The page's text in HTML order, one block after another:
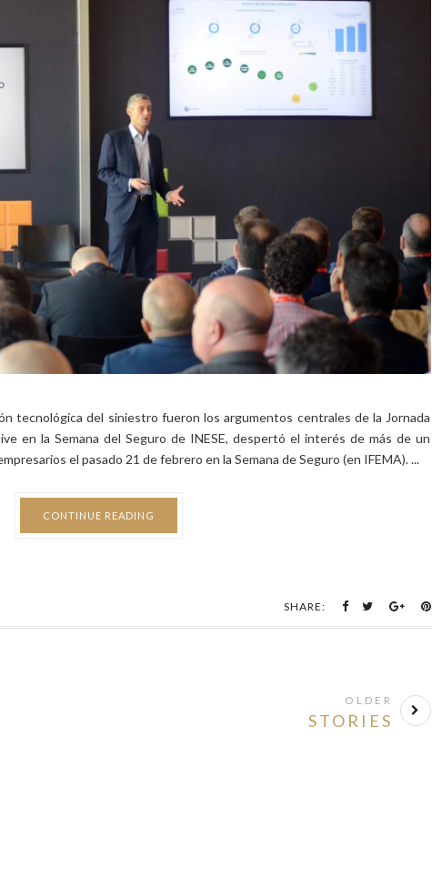
tecnológica del siniestro fueron los argumentos centrales de la Jornada
en la Semana del Seguro de INESE, despertó el interés de más de un
el pasado 21 de febrero en la Semana de Seguro (en IFEMA). ...
CONTINUE READING
SHARE:
OLDER
STORIES